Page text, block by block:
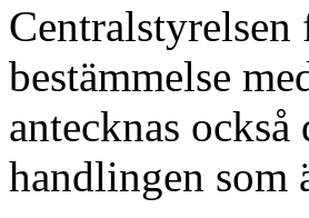
bestämmelse
antecknas
handlingen som